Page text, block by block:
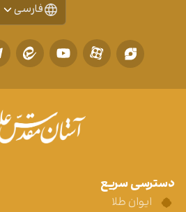
فارسی
دسترسی سریع
ایوان طلا